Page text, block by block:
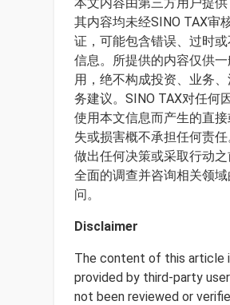
其内容均未经SINO TAX审
证，可能包含错误、过时
信息。所提供的内容仅供一
用，绝不构成投资、业务
务建议。SINO TAX对任何
使用本文信息而产生的直
失或损害概不承担任何责
做出任何决策或采取行动
全面的调查并咨询相关领
问。
Disclaimer
The content of this article
provided by third-party
not been reviewed or